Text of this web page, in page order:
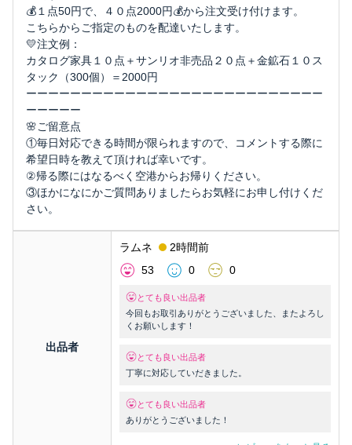
💰１点50円で、４０点2000円💰から注文受け付けます。
こちらからご指定のものを配達いたします。
💛注文例：
カタログ家具１０点＋サンリオ非売品２０点＋金鉱石１０ス
タック（300個）＝2000円
ーーーーーーーーーーーーーーーーーーーーーーーーーーー
ーーーーー
🌸ご留意点
①毎日対応できる時間が限られますので、コメントする際に
希望日時を教えて頂ければ幸いです。
②帰る際にはなるべく空港からお帰りください。
③ほかになにかご質問ありましたらお気軽にお申し付けくだ
さい。
出品者
ラムネ
2時間前
53
0 0
とても良い出品者
今回もお取引ありがとうございました、またよろし
くお願いします！
とても良い出品者
丁寧に対応していだきました。
とても良い出品者
ありがとうございました！